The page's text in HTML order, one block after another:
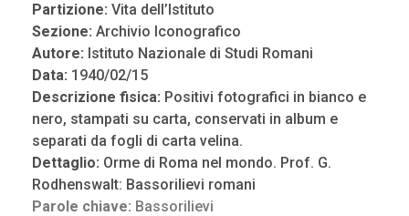
Partizione: Vita dell’Istituto
Sezione: Archivio Iconografico
Autore: Istituto Nazionale di Studi Romani
Data: 1940/02/15
Descrizione fisica: Positivi fotografici in bianco e
nero, stampati su carta, conservati in album e
separati da fogli di carta velina.
Dettaglio: Orme di Roma nel mondo. Prof. G.
Rodhenswalt: Bassorilievi romani
Parole chiave: Bassorilievi